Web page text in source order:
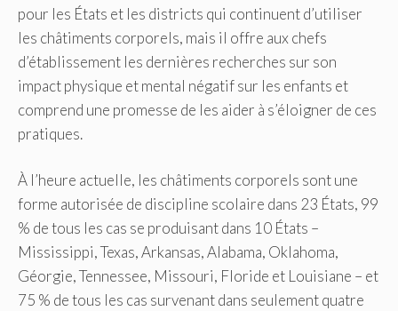
pour les États et les districts qui continuent d’utiliser
les châtiments corporels, mais il offre aux chefs
d’établissement les dernières recherches sur son
impact physique et mental négatif sur les enfants et
comprend une promesse de les aider à s’éloigner de ces
pratiques.
À l’heure actuelle, les châtiments corporels sont une
forme autorisée de discipline scolaire dans 23 États, 99
% de tous les cas se produisant dans 10 États –
Mississippi, Texas, Arkansas, Alabama, Oklahoma,
Géorgie, Tennessee, Missouri, Floride et Louisiane – et
75 % de tous les cas survenant dans seulement quatre